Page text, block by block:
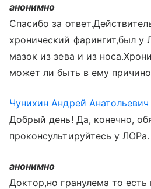
анонимно
Спасибо за
хронический фарингит,был у
мазок из зева и из
может ли быть в ему
Чунихин Андрей Анатольевич
Добрый день! Да, конечно,
проконсультируйтесь у ЛОРа.
анонимно
Доктор,но гранулема то есть